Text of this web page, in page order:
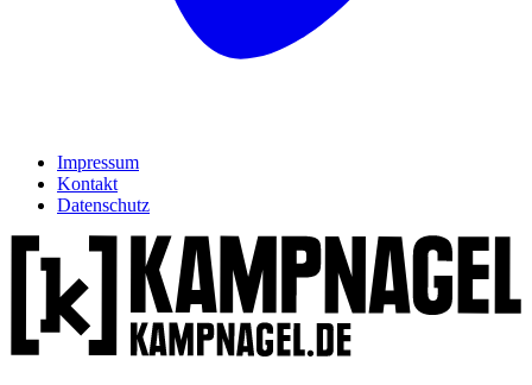
Impressum
Kontakt
Datenschutz